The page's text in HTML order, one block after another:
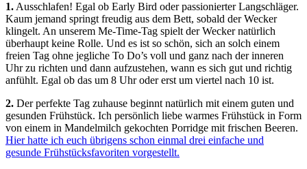
1. Ausschlafen! Egal ob Early Bird oder passionierter Langschläger.
Kaum jemand springt freudig aus dem Bett, sobald der Wecker
klingelt. An unserem Me-Time-Tag spielt der Wecker natürlich
überhaupt keine Rolle. Und es ist so schön, sich an solch einem
freien Tag ohne jegliche To Do’s voll und ganz nach der inneren
Uhr zu richten und dann aufzustehen, wann es sich gut und richtig
anfühlt. Egal ob das um 8 Uhr oder erst um viertel nach 10 ist.
2. Der perfekte Tag zuhause beginnt natürlich mit einem guten und
gesunden Frühstück. Ich persönlich liebe warmes Frühstück in Form
von einem in Mandelmilch gekochten Porridge mit frischen Beeren.
Hier hatte ich euch übrigens schon einmal drei einfache und
gesunde Frühstücksfavoriten vorgestellt.